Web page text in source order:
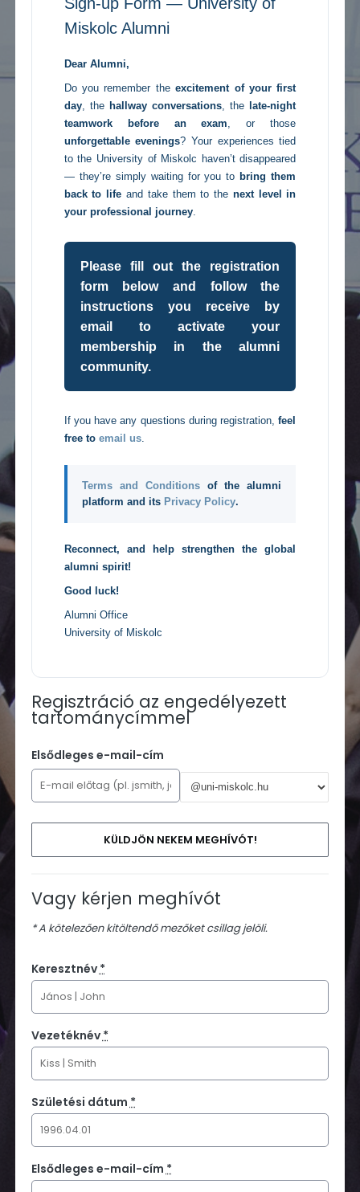
Miskolc Alumni
Dear Alumni,
Do you remember theexcitement of your first
day, the hallway conversations, the
late-night
teamwork before an exam, or those
unforgettable evenings? Your experiences tied
to the University of Miskolc haven’t disappeared
— they’re simply waiting for you to bring them
back to life and take them to the next level in
your professional journey.
Please fill out the registration
form below and follow the
instructions you receive by
email to activate your
membership in the alumni
community.
If you have any questions during registration,feel
free to email us.
Terms and Conditionsof the alumni
platform and its Privacy Policy.
Reconnect, and help strengthen the global
alumni spirit!
Good luck!
Alumni Office
University of Miskolc
Regisztráció az engedélyezett
tartománycímmel
Elsődleges e-mail-cím
Vagy kérjen meghívót
* A kötelezően kitöltendő mezőket csillag jelöli.
Keresztnév*
Vezetéknév*
Születési dátum*
Elsődleges e-mail-cím*